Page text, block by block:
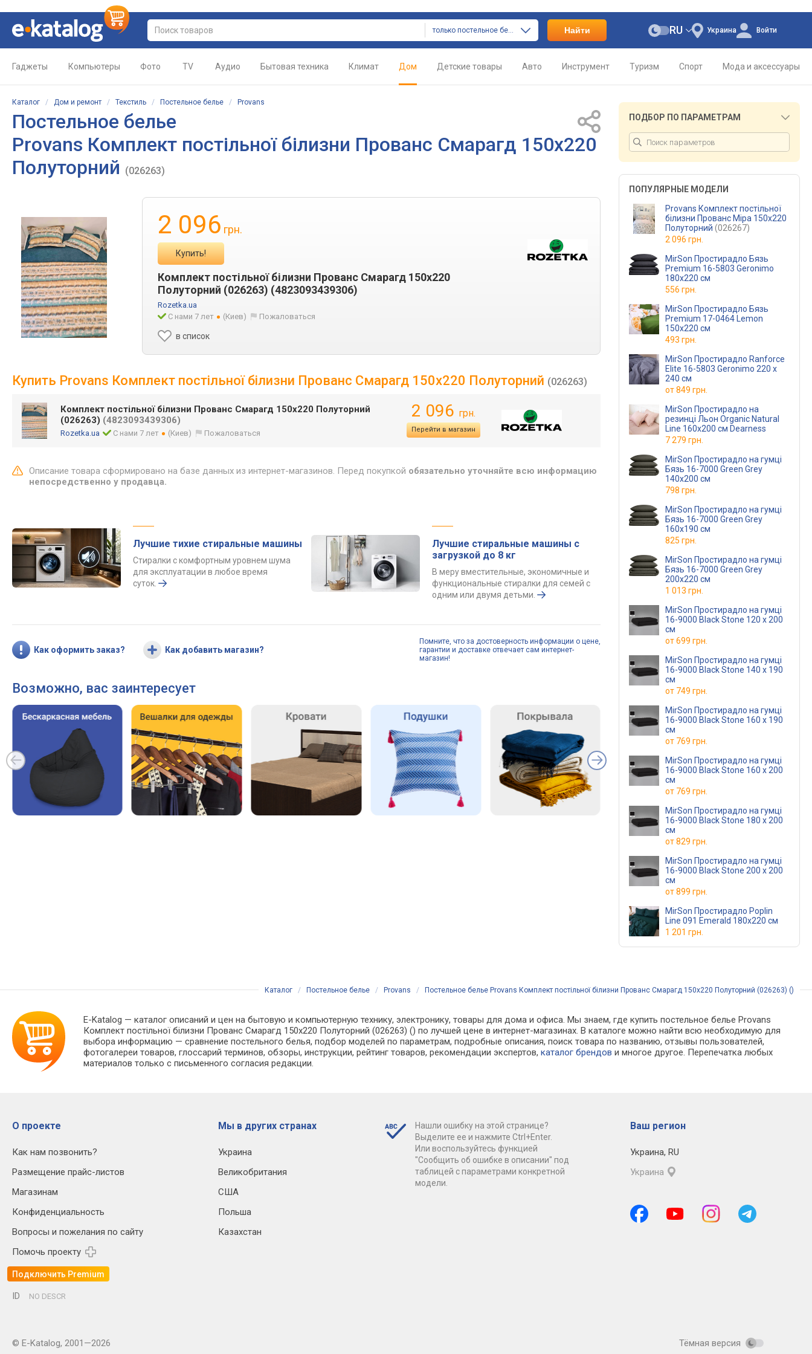
только постельное белье Найти Украина
RU Войти
Гаджеты Компьютеры Фото TV Аудио Бытовая техника Климат Дом Детские товары Авто Инструмент Туризм Спорт Мода и аксессуары
Каталог / Дом и ремонт / Текстиль / Постельное белье / Provans
Постельное белье
Provans Комплект постільної білизни Прованс Смарагд 150х220
Полуторний (026263)
2 096 грн.
Купить!
Комплект постільної білизни Прованс Смарагд 150х220
Полуторний (026263) (4823093439306)
Rozetka.ua
С нами 7 лет
(Киев) Пожаловаться
в список
Купить Provans Комплект постільної білизни Прованс Смарагд 150х220 Полуторний (026263)
Комплект постільної білизни Прованс Смарагд 150х220 Полуторний
(026263) (4823093439306)
Rozetka.ua С нами 7 лет (Киев) Пожаловаться
2 096 грн.
Перейти в магазин
Описание товара сформировано на базе данных из интернет-магазинов. Перед покупкой обязательно уточняйте всю информацию
непосредственно у продавца.
Лучшие тихие стиральные машины
Стиралки с комфортным уровнем шума
для эксплуатации в любое время
суток.
Лучшие стиральные машины с
загрузкой до 8 кг
В меру вместительные, экономичные и
функциональные стиралки для семей с
одним или двумя детьми.
Как оформить заказ? Как добавить магазин?
Помните, что за достоверность информации о цене,
гарантии и доставке отвечает сам интернет-
магазин!
Возможно, вас заинтересует
ПОДБОР ПО ПАРАМЕТРАМ
ПОПУЛЯРНЫЕ МОДЕЛИ
Provans Комплект постільної
білизни Прованс Міра 150х220
Полуторний (026267)
2 096 грн.
MirSon Простирадло Бязь
Premium 16-5803 Geronimo
180х220 см
556 грн.
MirSon Простирадло Бязь
Premium 17-0464 Lemon
150х220 см
493 грн.
MirSon Простирадло Ranforce
Elite 16-5803 Geronimo 220 х
240 см
от849 грн.
MirSon Простирадло на
резинці Льон Organic Natural
Line 160х200 см Dearness
7 279 грн.
MirSon Простирадло на гумці
Бязь 16-7000 Green Grey
140x200 см
798 грн.
MirSon Простирадло на гумці
Бязь 16-7000 Green Grey
160x190 см
825 грн.
MirSon Простирадло на гумці
Бязь 16-7000 Green Grey
200x220 см
1 013 грн.
MirSon Простирадло на гумці
16-9000 Black Stone 120 х 200
см
от699 грн.
MirSon Простирадло на гумці
16-9000 Black Stone 140 х 190
см
от 749 грн.
MirSon Простирадло на гумці
16-9000 Black Stone 160 х 190
см
от 769 грн.
MirSon Простирадло на гумці
16-9000 Black Stone 160 х 200
см
от 769 грн.
MirSon Простирадло на гумці
16-9000 Black Stone 180 х 200
см
от829 грн.
MirSon Простирадло на гумці
16-9000 Black Stone 200 х 200
см
от899 грн.
MirSon Простирадло Poplin
Line 091 Emerald 180х220 см
1 201 грн.
Каталог / Постельное белье / Provans / Постельное белье Provans Комплект постільної білизни Прованс Смарагд 150х220 Полуторний (026263) ()
E-Katalog — каталог описаний и цен на бытовую и компьютерную технику, электронику, товары для дома и офиса. Мы знаем, где купить постельное белье Provans
Комплект постільної білизни Прованс Смарагд 150х220 Полуторний (026263) () по лучшей цене в интернет-магазинах. В каталоге можно найти всю необходимую для
выбора информацию — сравнение постельного белья, подбор моделей по параметрам, подробные описания, поиск товара по названию, отзывы пользователей,
фотогалереи товаров, глоссарий терминов, обзоры, инструкции, рейтинг товаров, рекомендации экспертов,каталог брендов и многое другое. Перепечатка любых
материалов только с письменного согласия редакции.
О проекте
Как нам позвонить?
Размещение прайс-листов
Магазинам
Конфиденциальность
Вопросы и пожелания по сайту
Помочь проекту
Подключить Premium
Мы в других странах
Украина
Великобритания
США
Польша
Казахстан
Нашли ошибку на этой странице?
Выделите ее и нажмите Ctrl+Enter.
Или воспользуйтесь функцией
"Сообщить об ошибке в описании" под
таблицей с параметрами конкретной
модели.
Ваш регион
Украина, RU
Украина
ID NO DESCR
© E-Katalog, 2001—2026 Тёмная версия